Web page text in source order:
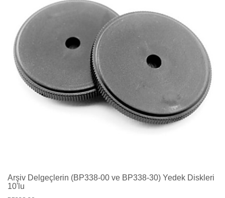
Arşiv Delgeçlerin (BP338-00 ve BP338-30) Yedek Diskleri
10'lu